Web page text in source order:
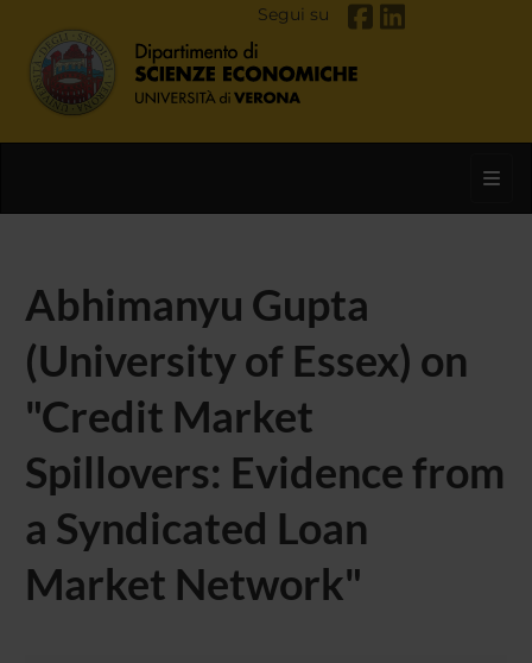
Segui su
Abhimanyu Gupta
(University of Essex) on
"Credit Market
Spillovers: Evidence from
a Syndicated Loan
Market Network"